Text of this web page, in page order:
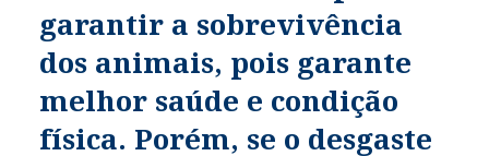
garantir a sobrevivência
dos animais, pois garante
melhor saúde e condição
física. Porém, se o desgaste